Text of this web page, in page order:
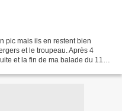
pic mais ils en restent bien
et le troupeau. Après 4
et la fin de ma balade du 11